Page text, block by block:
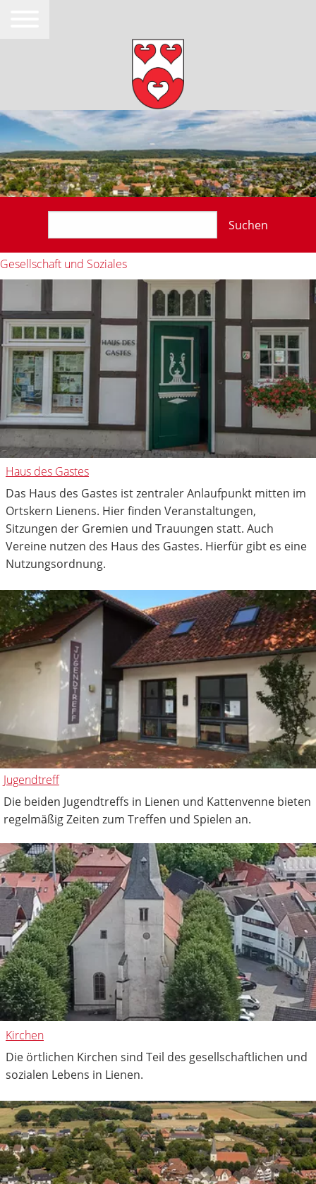
Suchen
Gesellschaft und Soziales
Haus des Gastes
Das Haus des Gastes ist zentraler Anlaufpunkt mitten im
Ortskern Lienens. Hier finden Veranstaltungen,
Sitzungen der Gremien und Trauungen statt. Auch
Vereine nutzen des Haus des Gastes. Hierfür gibt es eine
Nutzungsordnung.
Jugendtreff
Die beiden Jugendtreffs in Lienen und Kattenvenne bieten
regelmäßig Zeiten zum Treffen und Spielen an.
Kirchen
Die örtlichen Kirchen sind Teil des gesellschaftlichen und
sozialen Lebens in Lienen.